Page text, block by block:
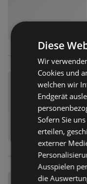
Diese
Wir
Cookies und
welchen wir
Endgerät
Sofern Sie
erteilen,
externer
Ausspielen
die